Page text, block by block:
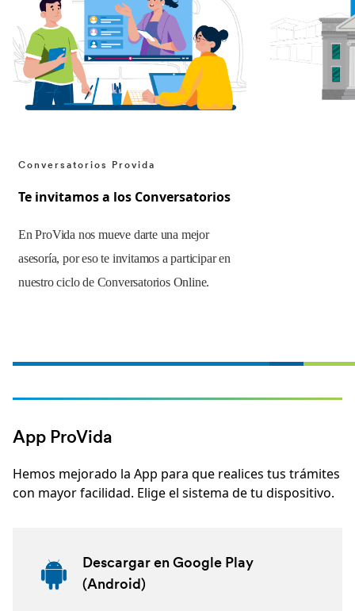
Conversatorios Provida
Te invitamos a los Conversatorios
En ProVida nos mueve darte una mejor
asesoría, por eso te invitamos a participar en
nuestro ciclo de Conversatorios Online.
App ProVida
Hemos mejorado la App para que realices tus trámites
con mayor facilidad. Elige el sistema de tu dispositivo.
Descargar en Google Play
(Android)